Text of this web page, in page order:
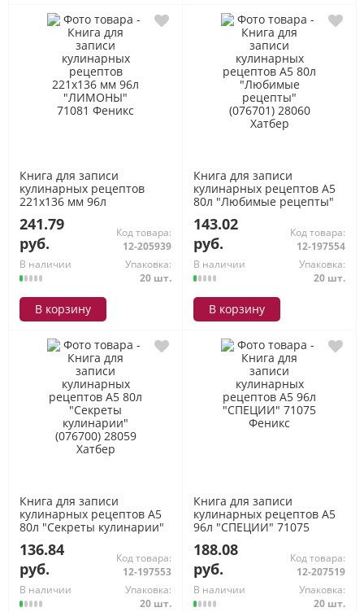
Книга для записи
кулинарных рецептов
221х136 мм 96л
241.79
руб.
Код товара:
12-205939
В наличии
Упаковка:
20 шт.
В корзину
Книга для записи
кулинарных рецептов А5
80л "Любимые рецепты"
143.02
руб.
Код товара:
12-197554
В наличии
Упаковка:
20 шт.
В корзину
Книга для записи
кулинарных рецептов А5
80л "Секреты кулинарии"
136.84
руб.
Код товара:
12-197553
В наличии
Упаковка:
20 шт.
Книга для записи
кулинарных рецептов А5
96л "СПЕЦИИ" 71075
188.08
руб.
Код товара:
12-207519
В наличии
Упаковка:
20 шт.